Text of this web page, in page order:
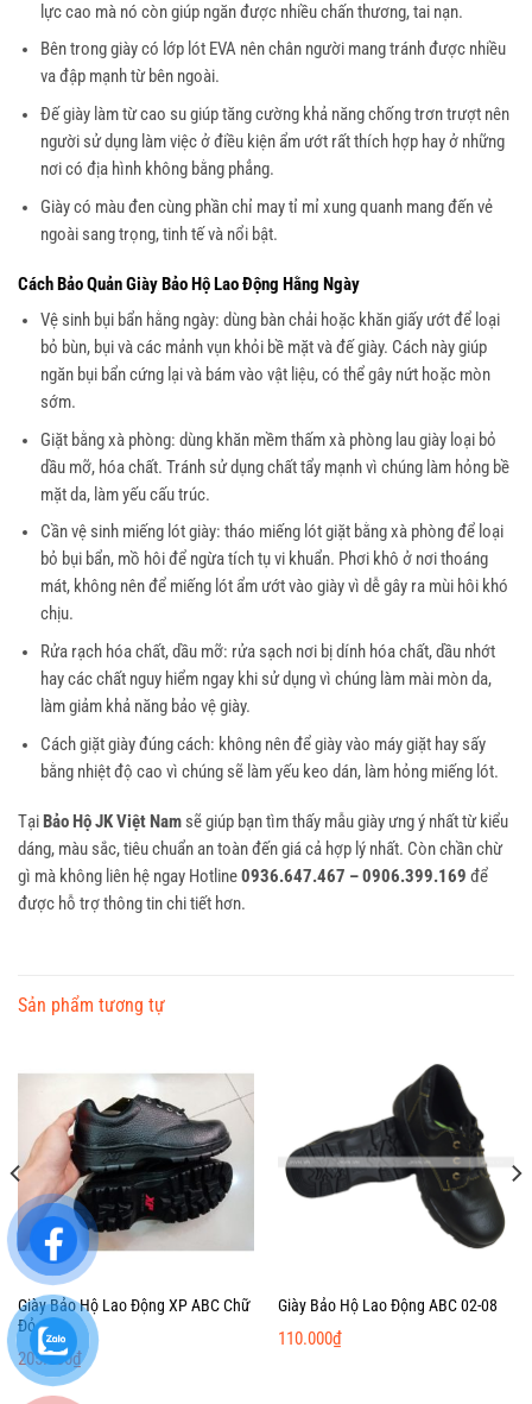
lực cao mà nó còn giúp ngăn được nhiều chấn thương, tai nạn.
Bên trong giày có lớp lót EVA nên chân người mang tránh được nhiều
va đập mạnh từ bên ngoài.
Đế giày làm từ cao su giúp tăng cường khả năng chống trơn trượt nên
người sử dụng làm việc ở điều kiện ẩm ướt rất thích hợp hay ở những
nơi có địa hình không bằng phẳng.
Giày có màu đen cùng phần chỉ may tỉ mỉ xung quanh mang đến vẻ
ngoài sang trọng, tinh tế và nổi bật.
Cách Bảo Quản Giày Bảo Hộ Lao Động Hằng Ngày
Vệ sinh bụi bẩn hằng ngày: dùng bàn chải hoặc khăn giấy ướt để loại
bỏ bùn, bụi và các mảnh vụn khỏi bề mặt và đế giày. Cách này giúp
ngăn bụi bẩn cứng lại và bám vào vật liệu, có thể gây nứt hoặc mòn
sớm.
Giặt bằng xà phòng: dùng khăn mềm thấm xà phòng lau giày loại bỏ
dầu mỡ, hóa chất. Tránh sử dụng chất tẩy mạnh vì chúng làm hỏng bề
mặt da, làm yếu cấu trúc.
Cần vệ sinh miếng lót giày: tháo miếng lót giặt bằng xà phòng để loại
bỏ bụi bẩn, mồ hôi để ngừa tích tụ vi khuẩn. Phơi khô ở nơi thoáng
mát, không nên để miếng lót ẩm ướt vào giày vì dễ gây ra mùi hôi khó
chịu.
Rửa rạch hóa chất, dầu mỡ: rửa sạch nơi bị dính hóa chất, dầu nhớt
hay các chất nguy hiểm ngay khi sử dụng vì chúng làm mài mòn da,
làm giảm khả năng bảo vệ giày.
Cách giặt giày đúng cách: không nên để giày vào máy giặt hay sấy
bằng nhiệt độ cao vì chúng sẽ làm yếu keo dán, làm hỏng miếng lót.
Tại Bảo Hộ JK Việt Nam sẽ giúp bạn tìm thấy mẫu giày ưng ý nhất từ kiểu
dáng, màu sắc, tiêu chuẩn an toàn đến giá cả hợp lý nhất. Còn chần chừ
gì mà không liên hệ ngay Hotline0936.647.467 – 0906.399.169 để
được hỗ trợ thông tin chi tiết hơn.
Sản phẩm tương tự
Giày Bảo Hộ Lao Động XP ABC Chữ
Đỏ
205.000₫
Giày Bảo Hộ Lao Động ABC 02-08
110.000₫